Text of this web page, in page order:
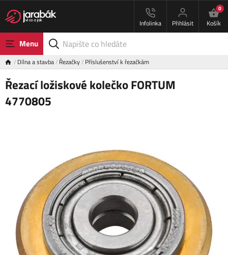
Infolinka Přihlásit
0
Košík
Menu
Dílna a stavba Řezačky Příslušenství k řezačkám
Řezací ložiskové kolečko FORTUM
4770805